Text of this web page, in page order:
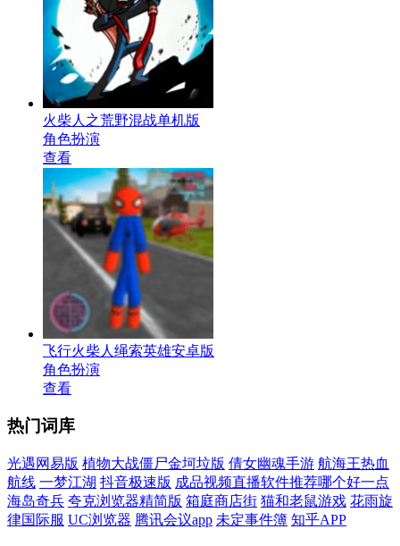
火柴人之荒野混战单机版
角色扮演
查看
飞行火柴人绳索英雄安卓版
角色扮演
查看
热门词库
光遇网易版 植物大战僵尸金坷垃版 倩女幽魂手游 航海王热血
航线 一梦江湖 抖音极速版 成品视频直播软件推荐哪个好一点
海岛奇兵 夸克浏览器精简版 箱庭商店街 猫和老鼠游戏 花雨旋
律国际服 UC浏览器 腾讯会议app 未定事件簿 知乎APP